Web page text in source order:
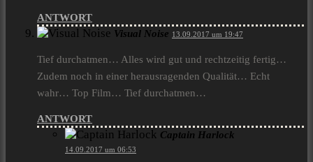
ANTWORT
Visual Noise 13.09.2017 um 19:47
Tief durchatmen… Alles wird gut und rechtzeitig fertig…
Zudem noch in einer herausragenden Qualität… Echt
wahr… Top Film… Tief durchatmen…
ANTWORT
Captain Harlock
14.09.2017 um 06:53